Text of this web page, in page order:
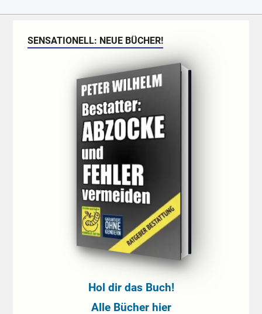
SENSATIONELL: NEUE BÜCHER!
Hol dir das Buch!
Alle Bücher hier